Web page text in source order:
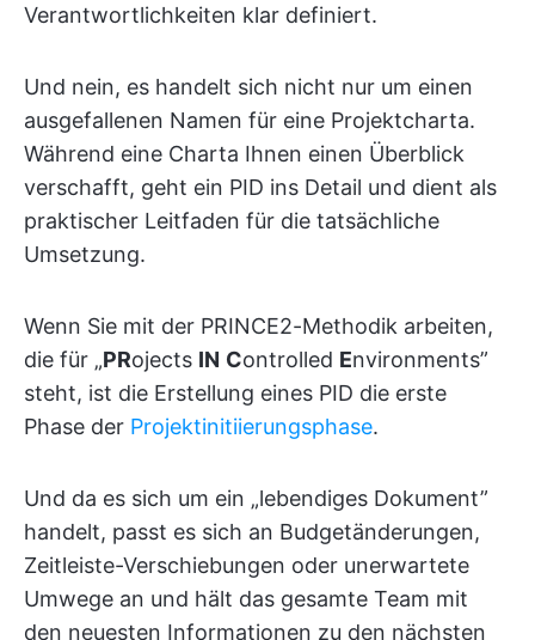
Verantwortlichkeiten klar definiert.
Und nein, es handelt sich nicht nur um einen
ausgefallenen Namen für eine Projektcharta.
Während eine Charta Ihnen einen Überblick
verschafft, geht ein PID ins Detail und dient als
praktischer Leitfaden für die tatsächliche
Umsetzung.
Wenn Sie mit der PRINCE2-Methodik arbeiten,
die für „PRojects IN Controlled Environments”
steht, ist die Erstellung eines PID die erste
Phase der Projektinitiierungsphase.
Und da es sich um ein „lebendiges Dokument”
handelt, passt es sich an Budgetänderungen,
Zeitleiste-Verschiebungen oder unerwartete
Umwege an und hält das gesamte Team mit
den neuesten Informationen zu den nächsten